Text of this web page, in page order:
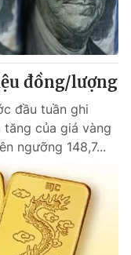
đồng/lượng
đầu tuần ghi
của giá vàng
ngưỡng 148,7...